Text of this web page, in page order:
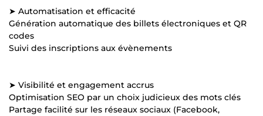
➤ Automatisation et efficacité
Génération automatique des billets électroniques et QR
codes
Suivi des inscriptions aux évènements
➤ Visibilité et engagement accrus
Optimisation SEO par un choix judicieux des mots clés
Partage facilité sur les réseaux sociaux (Facebook,